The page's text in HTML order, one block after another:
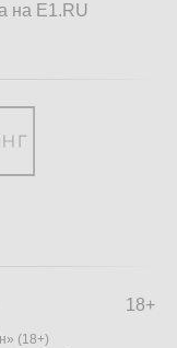
на E1.RU
18+
(18+)